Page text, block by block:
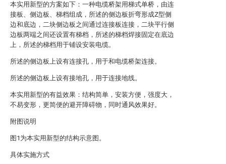
本实用新型的方案如下：一种电缆桥架用梯式单桥，由连
接板、侧边板、梯档组成，所述的侧边板折弯形成Z型侧
边和底边，二块侧边板之间通过连接板连接，二块平行侧
边板两端之间还设置有梯档，所述的梯档焊接固定在底边
上，所述的梯档用于铺设安装电缆。
所述的侧边板上设有连接孔，用于和电缆桥架连接。
所述的侧边板上设有接地孔，用于连接地线。
本实用新型的有益效果：结构简单，安装方便，强度大，
不易变形，更简便的避开障碍物，同时通风效果好。
附图说明
图1为本实用新型的结构示意图。
具体实施方式